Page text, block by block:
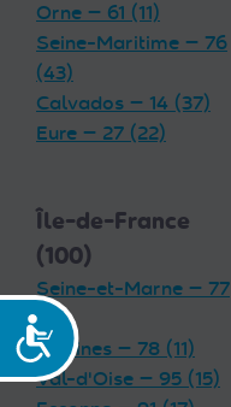
Accessibilité
Orne — 61 (11)
Seine-Maritime — 76
(43)
Calvados — 14 (37)
Eure — 27 (22)
Île-de-France
(100)
Seine-et-Marne — 77
(19)
Yvelines — 78 (11)
Val-d'Oise — 95 (15)